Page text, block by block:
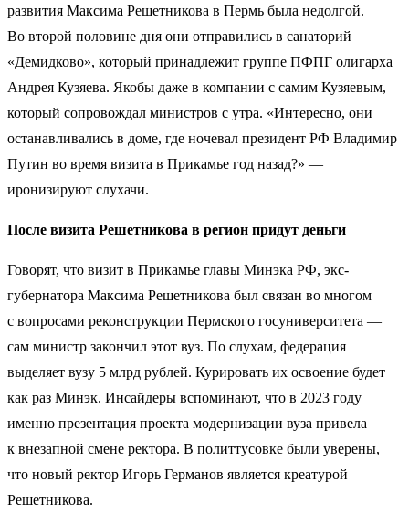
развития Максима Решетникова в Пермь была недолгой.
Во второй половине дня они отправились в санаторий
«Демидково», который принадлежит группе ПФПГ олигарха
Андрея Кузяева. Якобы даже в компании с самим Кузяевым,
который сопровождал министров с утра. «Интересно, они
останавливались в доме, где ночевал президент РФ Владимир
Путин во время визита в Прикамье год назад?» —
иронизируют слухачи.
После визита Решетникова в регион придут деньги
Говорят, что визит в Прикамье главы Минэка РФ, экс-
губернатора Максима Решетникова был связан во многом
с вопросами реконструкции Пермского госуниверситета —
сам министр закончил этот вуз. По слухам, федерация
выделяет вузу 5 млрд рублей. Курировать их освоение будет
как раз Минэк. Инсайдеры вспоминают, что в 2023 году
именно презентация проекта модернизации вуза привела
к внезапной смене ректора. В политтусовке были уверены,
что новый ректор Игорь Германов является креатурой
Решетникова.